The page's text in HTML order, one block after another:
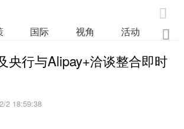

国际 视角 活动 业

央行与Alipay+洽谈整合即时
2 18:59:38